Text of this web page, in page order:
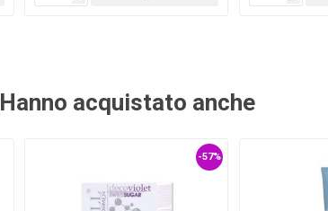
Hanno acquistato anche
-57%